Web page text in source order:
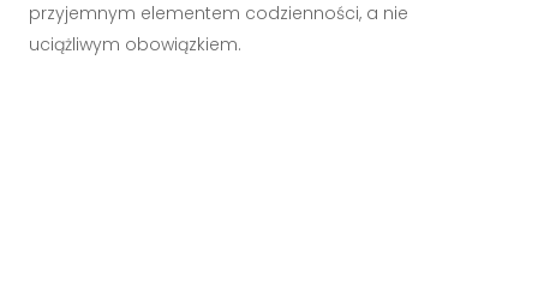
przyjemnym elementem codzienności, a nie
uciążliwym obowiązkiem.